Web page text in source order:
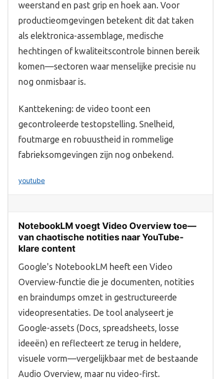
weerstand en past grip en hoek aan. Voor
productieomgevingen betekent dit dat taken
als elektronica-assemblage, medische
hechtingen of kwaliteitscontrole binnen bereik
komen—sectoren waar menselijke precisie nu
nog onmisbaar is.
Kanttekening: de video toont een
gecontroleerde testopstelling. Snelheid,
foutmarge en robuustheid in rommelige
fabrieksomgevingen zijn nog onbekend.
youtube
NotebookLM voegt Video Overview toe—
van chaotische notities naar YouTube-
klare content
Google's NotebookLM heeft een Video
Overview-functie die je documenten, notities
en braindumps omzet in gestructureerde
videopresentaties. De tool analyseert je
Google-assets (Docs, spreadsheets, losse
ideeën) en reflecteert ze terug in heldere,
visuele vorm—vergelijkbaar met de bestaande
Audio Overview, maar nu video-first.